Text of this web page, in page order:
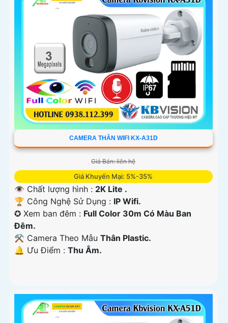
CAMERA THÂN WIFI KX-A31D
Giá Bán: liên hệ
Giá Khuyến Mại: 5%-35%
👁 Chất lượng hình : 2K Lite .
🏆 Công Nghệ Sử Dụng : IP Wifi.
✪ Xem ban đêm : Full Color 30m Có Màu Ban
Ðêm.
⚒ Camera Theo Mẫu Thân Plastic.
️🔔 Ưu Điểm : Thu Âm.